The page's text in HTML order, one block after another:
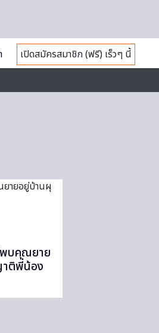
เปิดสมัครสมาชิก (ฟรี) เร็วๆ นี้
พบคุณยาย
ติพี่น้อง